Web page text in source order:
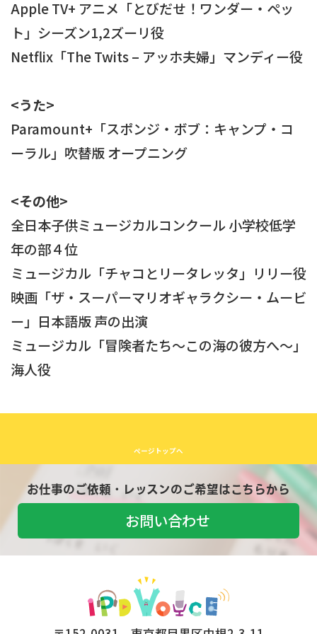
Apple TV+ アニメ「とびだせ！ワンダー・ペッ
ト」シーズン1,2ズーリ役
Netflix「The Twits – アッホ夫婦」マンディー役
<うた>
Paramount+「スポンジ・ボブ：キャンプ・コ
ーラル」吹替版 オープニング
<その他>
全日本子供ミュージカルコンクール 小学校低学
年の部４位
ミュージカル「チャコとリータレッタ」リリー役
映画「ザ・スーパーマリオギャラクシー・ムービ
ー」日本語版 声の出演
ミュージカル「冒険者たち〜この海の彼方へ〜」
海人役
ページトップへ
お仕事のご依頼・レッスンのご希望はこちらから
お問い合わせ